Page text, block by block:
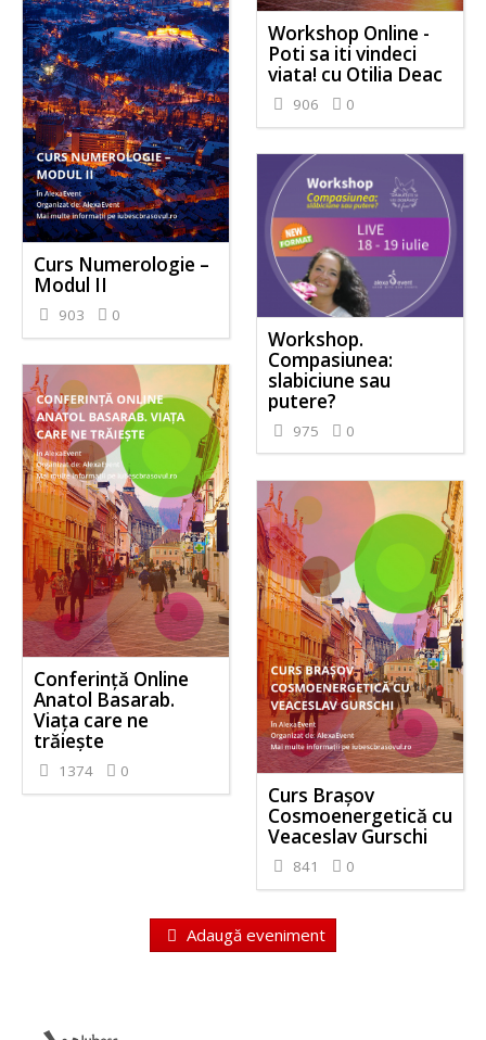
Workshop Online -
Poti sa iti vindeci
viata! cu Otilia Deac
906 0
Curs Numerologie –
Modul II
903 0
Workshop.
Compasiunea:
slabiciune sau
putere?
975 0
Conferință Online
Anatol Basarab.
Viața care ne
trăiește
1374 0
Curs Brașov
Cosmoenergetică cu
Veaceslav Gurschi
841 0
Adaugă eveniment